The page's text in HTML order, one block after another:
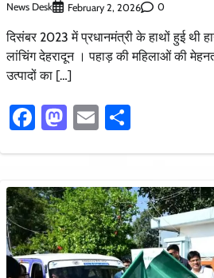
News Desk February 2, 2026 0
दिसंबर 2023 में प्रधानमंत्री के हाथों हुई थी
लांचिंग देहरादून । पहाड़ की महिलाओं की मेहनत
उत्पादों का […]
Facebook
Mastodon
Email